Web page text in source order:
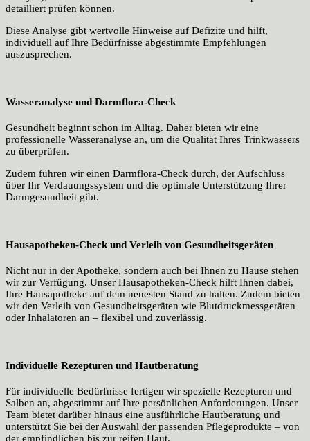
detailliert prüfen können.
Diese Analyse gibt wertvolle Hinweise auf Defizite und hilft,
individuell auf Ihre Bedürfnisse abgestimmte Empfehlungen
auszusprechen.
Wasseranalyse und Darmflora-Check
Gesundheit beginnt schon im Alltag. Daher bieten wir eine
professionelle Wasseranalyse an, um die Qualität Ihres Trinkwassers
zu überprüfen.
Zudem führen wir einen Darmflora-Check durch, der Aufschluss
über Ihr Verdauungssystem und die optimale Unterstützung Ihrer
Darmgesundheit gibt.
Hausapotheken-Check und Verleih von Gesundheitsgeräten
Nicht nur in der Apotheke, sondern auch bei Ihnen zu Hause stehen
wir zur Verfügung. Unser Hausapotheken-Check hilft Ihnen dabei,
Ihre Hausapotheke auf dem neuesten Stand zu halten. Zudem bieten
wir den Verleih von Gesundheitsgeräten wie Blutdruckmessgeräten
oder Inhalatoren an – flexibel und zuverlässig.
Individuelle Rezepturen und Hautberatung
Für individuelle Bedürfnisse fertigen wir spezielle Rezepturen und
Salben an, abgestimmt auf Ihre persönlichen Anforderungen. Unser
Team bietet darüber hinaus eine ausführliche Hautberatung und
unterstützt Sie bei der Auswahl der passenden Pflegeprodukte – von
der empfindlichen bis zur reifen Haut.